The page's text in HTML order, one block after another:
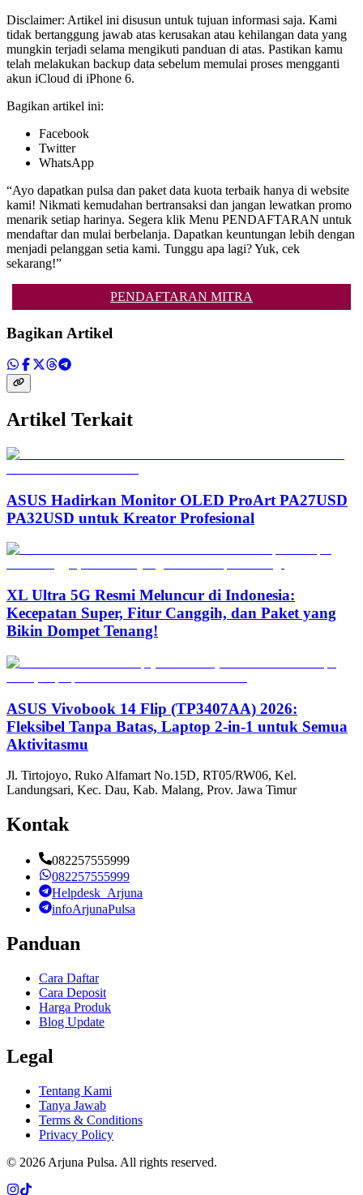
Disclaimer: Artikel ini disusun untuk tujuan informasi saja. Kami
tidak bertanggung jawab atas kerusakan atau kehilangan data yang
mungkin terjadi selama mengikuti panduan di atas. Pastikan kamu
telah melakukan backup data sebelum memulai proses mengganti
akun iCloud di iPhone 6.
Bagikan artikel ini:
Facebook
Twitter
WhatsApp
“Ayo dapatkan pulsa dan paket data kuota terbaik hanya di website
kami! Nikmati kemudahan bertransaksi dan jangan lewatkan promo
menarik setiap harinya. Segera klik Menu PENDAFTARAN untuk
mendaftar dan mulai berbelanja. Dapatkan keuntungan lebih dengan
menjadi pelanggan setia kami. Tunggu apa lagi? Yuk, cek
sekarang!”
PENDAFTARAN MITRA
Bagikan Artikel
Artikel Terkait
ASUS Hadirkan Monitor OLED ProArt PA27USD
PA32USD untuk Kreator Profesional
XL Ultra 5G Resmi Meluncur di Indonesia:
Kecepatan Super, Fitur Canggih, dan Paket yang
Bikin Dompet Tenang!
ASUS Vivobook 14 Flip (TP3407AA) 2026:
Fleksibel Tanpa Batas, Laptop 2-in-1 untuk Semua
Aktivitasmu
Jl. Tirtojoyo, Ruko Alfamart No.15D, RT05/RW06, Kel.
Landungsari, Kec. Dau, Kab. Malang, Prov. Jawa Timur
Kontak
082257555999
082257555999
Helpdesk_Arjuna
infoArjunaPulsa
Panduan
Cara Daftar
Cara Deposit
Harga Produk
Blog Update
Legal
Tentang Kami
Tanya Jawab
Terms & Conditions
Privacy Policy
© 2026 Arjuna Pulsa. All rights reserved.